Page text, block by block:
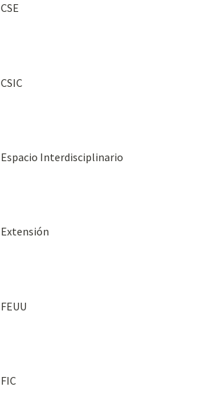
CSE
CSIC
Espacio Interdisciplinario
Extensión
FEUU
FIC